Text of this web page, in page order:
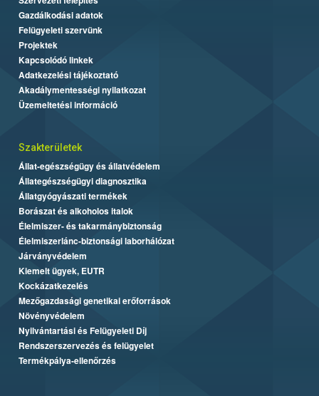
Gazdálkodási adatok
Felügyeleti szervünk
Projektek
Kapcsolódó linkek
Adatkezelési tájékoztató
Akadálymentességi nyilatkozat
Üzemeltetési információ
Szakterületek
Állat-egészségügy és állatvédelem
Állategészségügyi diagnosztika
Állatgyógyászati termékek
Borászat és alkoholos italok
Élelmiszer- és takarmánybiztonság
Élelmiszerlánc-biztonsági laborhálózat
Járványvédelem
Kiemelt ügyek, EUTR
Kockázatkezelés
Mezőgazdasági genetikai erőforrások
Növényvédelem
Nyilvántartási és Felügyeleti Díj
Rendszerszervezés és felügyelet
Termékpálya-ellenőrzés